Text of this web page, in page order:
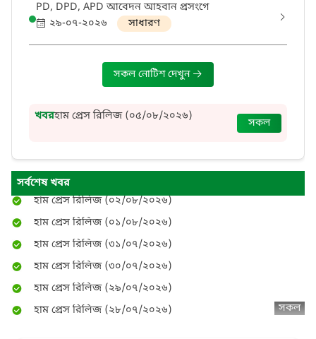
PD, DPD, APD আবেদন আহবান প্রসংগে
২৯-০৭-২০২৬
সাধারণ
সকল নোটিশ দেখুন
খবর সকল
সর্বশেষ খবর
হাম প্রেস রিলিজ (০৭/০৮/২০২৬)
হাম প্রেস রিলিজ (০৫/০৮/২০২৬)
হাম প্রেস রিলিজ (০৩/০৮/২০২৬)
হাম প্রেস রিলিজ (০২/০৮/২০২৬)
হাম প্রেস রিলিজ (০১/০৮/২০২৬)
হাম প্রেস রিলিজ (৩১/০৭/২০২৬)
হাম প্রেস রিলিজ (৩০/০৭/২০২৬)
হাম প্রেস রিলিজ (২৯/০৭/২০২৬)
হাম প্রেস রিলিজ (২৮/০৭/২০২৬)
হাম প্রেস রিলিজ (২৭/০৭/২০২৬)
সকল